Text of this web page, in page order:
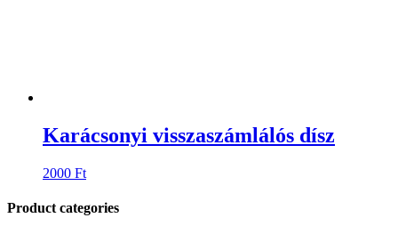
Karácsonyi visszaszámlálós dísz
2000 Ft
Product categories